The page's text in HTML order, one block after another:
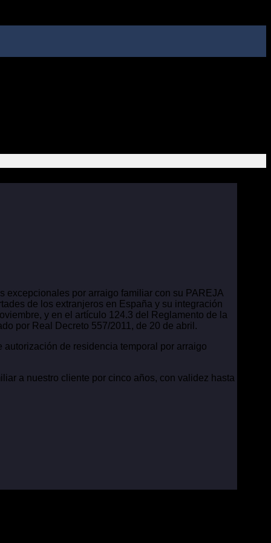
excepcionales por arraigo familiar con su PAREJA
de los extranjeros en España y su integración
y en el artículo 124.3 del Reglamento de la
por Real Decreto 557/2011, de 20 de abril.
de residencia temporal por arraigo
a nuestro cliente por cinco años, con validez hasta